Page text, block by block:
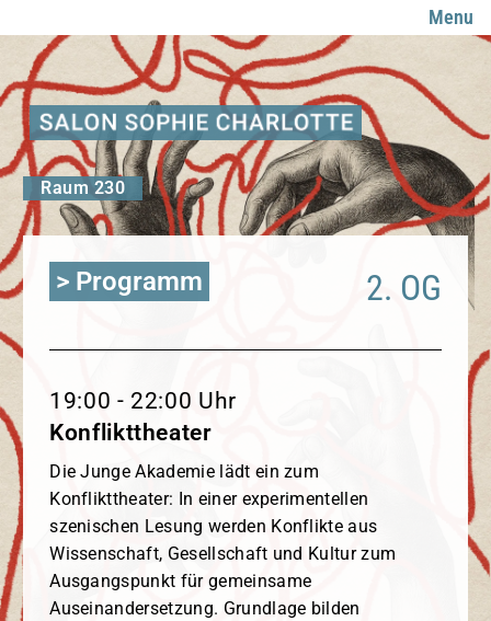
Menu
Raum 230
> Programm 2. OG
19:00 - 22:00 Uhr
Konflikttheater
Die Junge Akademie lädt ein zum
Konflikttheater: In einer experimentellen
szenischen Lesung werden Konflikte aus
Wissenschaft, Gesellschaft und Kultur zum
Ausgangspunkt für gemeinsame
Auseinandersetzung. Grundlage bilden